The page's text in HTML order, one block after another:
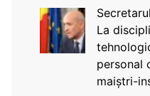
La
personal
maiștri-